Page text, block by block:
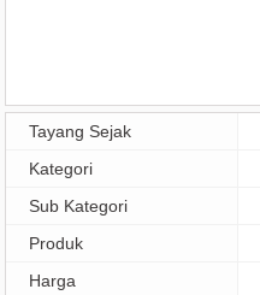
Tayang Sejak
Kategori
Sub Kategori
Produk
Harga